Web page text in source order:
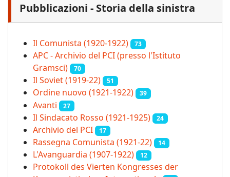
Pubblicazioni - Storia della sinistra
Il Comunista (1920-1922) 73
APC - Archivio del PCI (presso l'Istituto
Gramsci)
70
Il Soviet (1919‑22) 51
Ordine nuovo (1921-1922) 39
Avanti 27
Il Sindacato Rosso (1921-1925) 24
Archivio del PCI 17
Rassegna Comunista (1921‑22) 14
L'Avanguardia (1907-1922) 12
Protokoll des Vierten Kongresses der